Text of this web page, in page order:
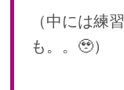
2019年 12月(20)
（中には練
も。。🥹）